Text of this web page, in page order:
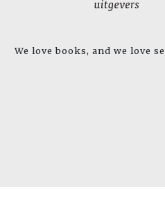
We love books, and we love